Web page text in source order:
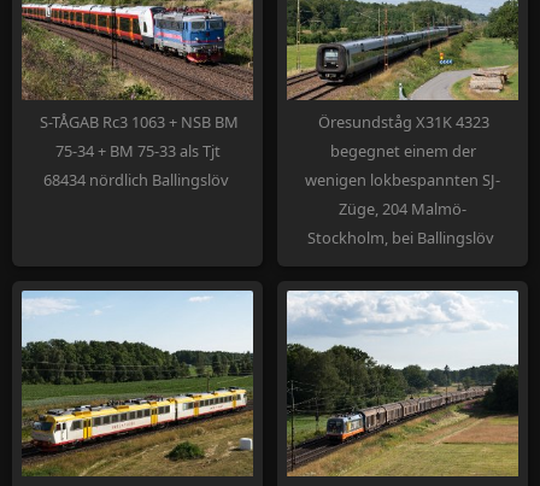
S-TÅGAB Rc3 1063 + NSB BM
75-34 + BM 75-33 als Tjt
68434 nördlich Ballingslöv
Öresundståg X31K 4323
begegnet einem der
wenigen lokbespannten SJ-
Züge, 204 Malmö-
Stockholm, bei Ballingslöv